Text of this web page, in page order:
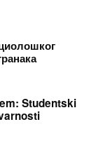
Studentski